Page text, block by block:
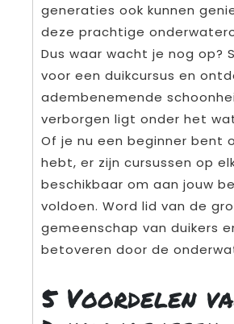
generaties ook kunnen
deze prachtige
Dus waar wacht je nog op?
voor een duikcursus en
adembenemende
verborgen ligt onder het
Of je nu een beginner bent
hebt, er zijn cursussen op
beschikbaar om aan jouw
voldoen. Word lid van de
gemeenschap van duikers
betoveren door de
5 Voordelen